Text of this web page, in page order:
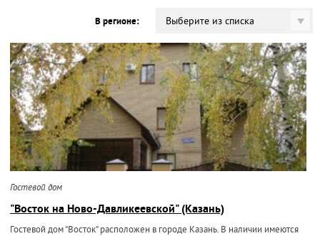
В регионе: Выберите из списка
Гостевой дом
"Восток на Ново-Давликеевской" (Казань)
Гостевой дом "Восток" расположен в городе Казань. В наличии имеются